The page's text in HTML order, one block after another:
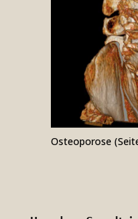
Osteo­porose